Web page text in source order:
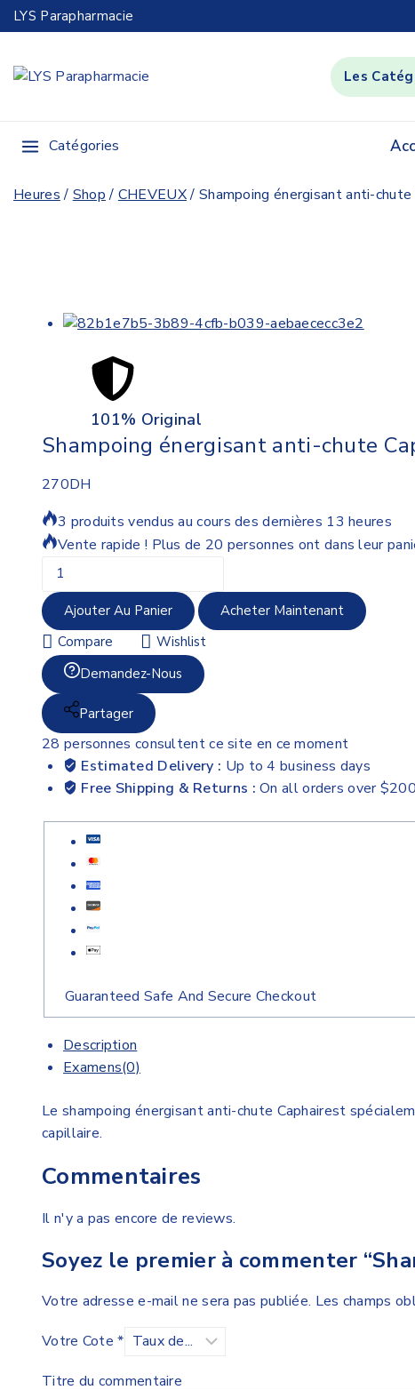
LYS Parapharmacie
Catégories
Heures / Shop / CHEVEUX/ Shampoing énergisant anti-
101% Original
Shampoing énergisant anti-chute
270DH
3 produits vendus au cours des dernières 13 heures
Vente rapide ! Plus de 20 personnes ont dans leur
Ajouter Au Panier
Acheter Maintenant
Compare
Wishlist
Demandez-Nous
Partager
28 personnes consultent ce site en ce moment
Estimated Delivery : Up to 4 business days
Free Shipping & Returns :On all orders over $200
Guaranteed Safe And Secure Checkout
Description
Examens(0)
Le shampoing énergisant anti-chute Caphairest
capillaire.
Commentaires
Il n'y a pas encore de reviews.
Soyez le premier à commenter
Votre adresse e-mail ne sera pas publiée. Les champs
Votre Cote*
Titre du commentaire